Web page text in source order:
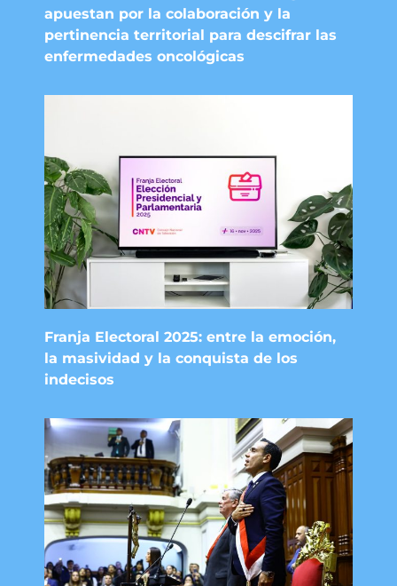
apuestan por la colaboración y la
pertinencia territorial para descifrar las
enfermedades oncológicas
Franja Electoral 2025: entre la emoción,
la masividad y la conquista de los
indecisos